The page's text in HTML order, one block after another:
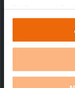
Werbung und
diese
zusammen, die
sie im Rahmen
haben. Mit
vorgenannten
Sie
unserer